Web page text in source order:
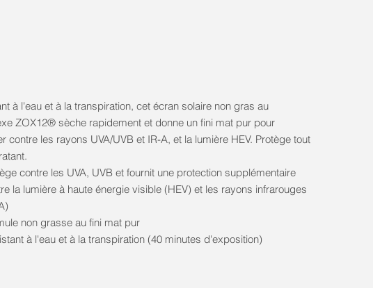
à l'eau et à la transpiration, cet écran solaire non gras au
ZOX12® sèche rapidement et donne un fini mat pur pour
contre les rayons UVA/UVB et IR-A, et la lumière HEV. Protège tout
contre les UVA, UVB et fournit une protection supplémentaire
la lumière à haute énergie visible (HEV) et les rayons infrarouges
non grasse au fini mat pur
à l'eau et à la transpiration (40 minutes d'exposition)